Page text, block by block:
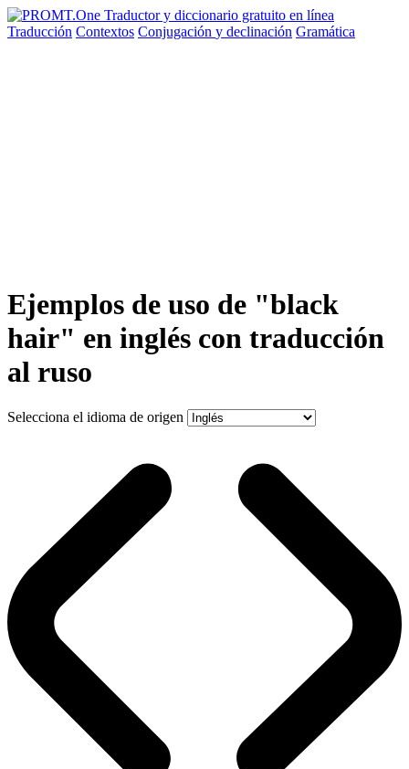
Traducción Contextos Conjugación y declinación Gramática
Ejemplos de uso de "black
hair" en inglés con traducción
al ruso
Selecciona el idioma de origen